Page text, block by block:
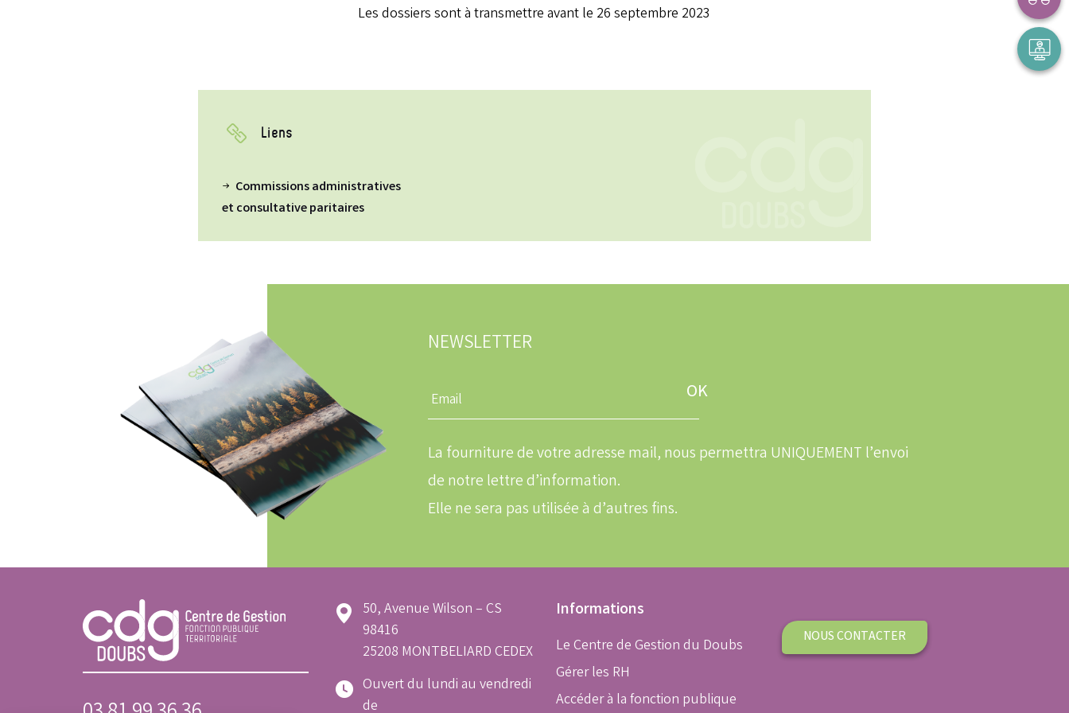
Les dossiers sont à transmettre avant le 26 septembre 2023
Liens
Commissions administratives
et consultative paritaires
NEWSLETTER
Entrez
une
email
La fourniture de votre adresse mail, nous permettra UNIQUEMENT l’envoi
de notre lettre d’information.
Elle ne sera pas utilisée à d’autres fins.
50, Avenue Wilson – CS
98416
25208 MONTBELIARD CEDEX
Ouvert du lundi au vendredi
de
Informations
Le Centre de Gestion du Doubs
Gérer les RH
Accéder à la fonction publique
NOUS CONTACTER